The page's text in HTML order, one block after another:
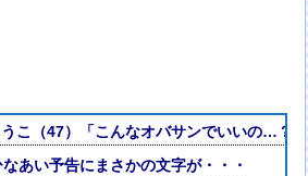
うこ（47）「こんなオバサンでいいの…？」
なあい予告にまさかの文字が・・・